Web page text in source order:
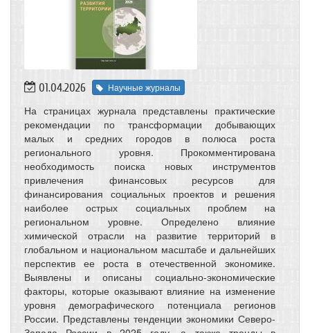
01.04.2026 Научные журналы
На страницах журнала представлены практические
рекомендации по трансформации добывающих
малых и средних городов в полюса роста
регионального уровня. Прокомментирована
необходимость поиска новых инструментов
привлечения финансовых ресурсов для
финансирования социальных проектов и решения
наиболее острых социальных проблем на
региональном уровне. Определено влияние
химической отрасли на развитие территорий в
глобальном и национальном масштабе и дальнейших
перспектив ее роста в отечественной экономике.
Выявлены и описаны социально-экономические
факторы, которые оказывают влияние на изменение
уровня демографического потенциала регионов
России. Представлены тенденции экономики Северо-